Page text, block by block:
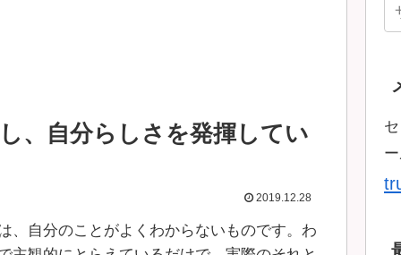
、自分らしさを発揮してい
2019.12.28
、自分のことがよくわからないものです。わ